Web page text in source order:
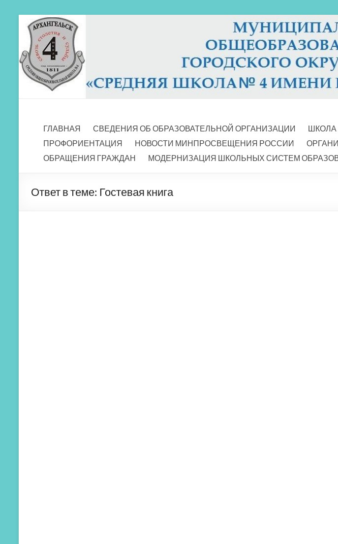
Перейти
содержимому
МБОУ СШ 4
ГЛАВНАЯ
СВЕДЕНИЯ ОБ ОБРАЗОВАТЕЛЬНОЙ ОРГАНИЗАЦИИ ШКОЛА
ПРОФОРИЕНТАЦИЯ
НОВОСТИ МИНПРОСВЕЩЕНИЯ РОССИИ
ОБРАЩЕНИЯ ГРАЖДАН
МОДЕРНИЗАЦИЯ ШКОЛЬНЫХ СИСТЕМ
Ответ в теме: Гостевая книга